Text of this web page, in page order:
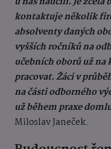
kontaktuje několik
absolventy daných
vyšších ročníků na
učebních oborů už
pracovat. Žáci v
na části odborného
už během praxe
Miloslav Janeček.